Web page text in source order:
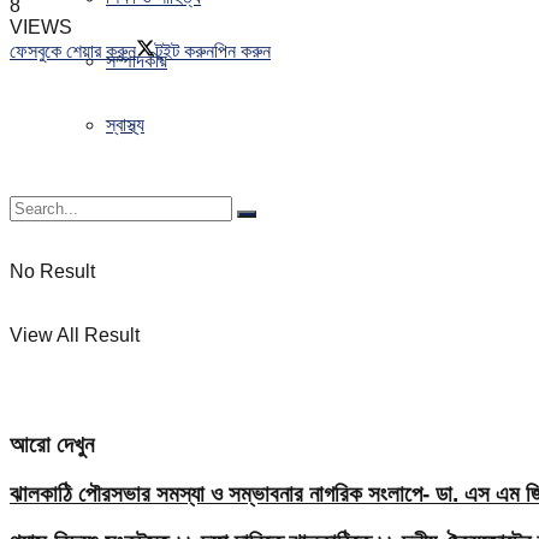
সম্পাদকীয়
স্বাস্থ্য
No Result
View All Result
8
VIEWS
ফেসবুকে শেয়ার করুন
টুইট করুনপিন করুন
আরো দেখুন
ঝালকাঠি পৌরসভার সমস্যা ও সম্ভাবনার নাগরিক সংলাপে- ডা. এস এম